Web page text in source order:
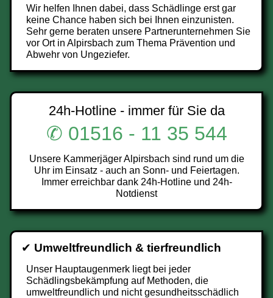
Wir helfen Ihnen dabei, dass Schädlinge erst gar
keine Chance haben sich bei Ihnen einzunisten.
Sehr gerne beraten unsere Partnerunternehmen Sie
vor Ort in Alpirsbach zum Thema Prävention und
Abwehr von Ungeziefer.
24h-Hotline - immer für Sie da
✆ 01516 - 11 35 544
Unsere Kammerjäger Alpirsbach sind rund um die
Uhr im Einsatz - auch an Sonn- und Feiertagen.
Immer erreichbar dank 24h-Hotline und 24h-
Notdienst
✔ Umweltfreundlich & tierfreundlich
Unser Hauptaugenmerk liegt bei jeder
Schädlingsbekämpfung auf Methoden, die
umweltfreundlich und nicht gesundheitsschädlich